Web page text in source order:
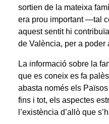
sortien de la mateixa
era prou important —tal
aquest sentit hi
de València, per a
La informació sobre la
que es coneix es fa
abasta només els
fins i tot, els aspectes
l’existència d’allò que